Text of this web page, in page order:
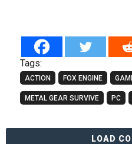
Tags:
ACTION FOX ENGINE
METAL GEAR SURVIVE PC
LOAD